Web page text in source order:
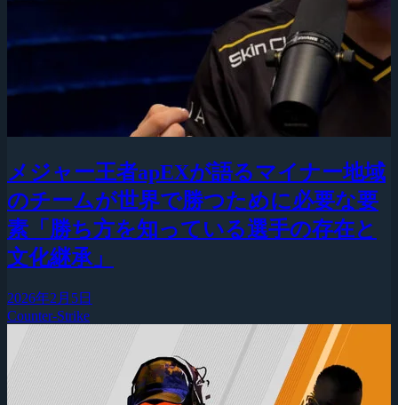
メジャー王者apEXが語るマイナー地域
のチームが世界で勝つために必要な要
素「勝ち方を知っている選手の存在と
文化継承」
2026年2月5日
Counter-Strike